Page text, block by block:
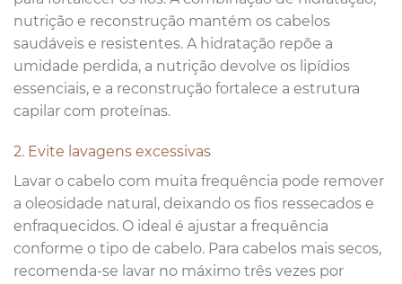
nutrição e reconstrução mantém os cabelos
saudáveis e resistentes. A hidratação repõe a
umidade perdida, a nutrição devolve os lipídios
essenciais, e a reconstrução fortalece a estrutura
capilar com proteínas.
2. Evite lavagens excessivas
Lavar o cabelo com muita frequência pode remover
a oleosidade natural, deixando os fios ressecados e
enfraquecidos. O ideal é ajustar a frequência
conforme o tipo de cabelo. Para cabelos mais secos,
recomenda-se lavar no máximo três vezes por